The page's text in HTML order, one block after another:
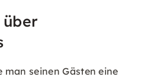
man seinen Gästen eine